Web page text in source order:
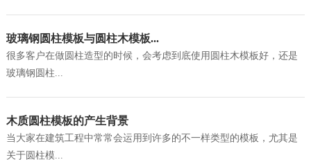
玻璃钢圆柱模板与圆柱木模板...
很多客户在做圆柱造型的时候，会考虑到底使用圆柱木模板好，还是
玻璃钢圆柱...
木质圆柱模板的产生背景
当大家在建筑工程中常常会运用到许多的不一样类型的模板，尤其是
关于圆柱模...